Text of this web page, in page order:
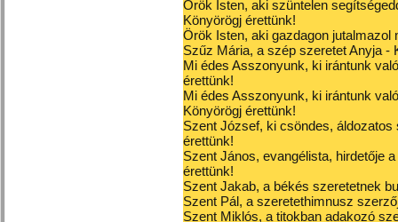
Örök Isten, aki szüntelen
Könyörögj érettünk!
Örök Isten, aki gazdagon jutalmazol
Szűz Mária, a szép szeretet Anyja -
Mi édes Asszonyunk, ki irántunk
érettünk!
Mi édes Asszonyunk, ki irántunk
Könyörögj érettünk!
Szent József, ki csöndes,
érettünk!
Szent János, evangélista, hirdetője
érettünk!
Szent Jakab, a békés szeretetnek
Szent Pál, a szeretethimnusz
Szent Miklós, a titokban adakozó